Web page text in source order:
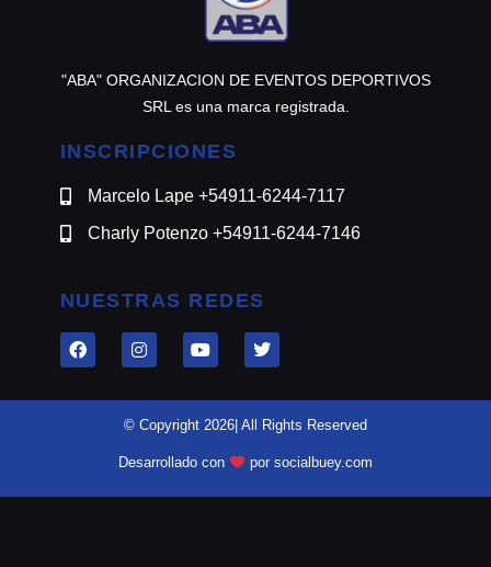
"ABA" ORGANIZACION DE EVENTOS DEPORTIVOS
SRL es una marca registrada.
INSCRIPCIONES
Marcelo Lape +54911-6244-7117
Charly Potenzo +54911-6244-7146
NUESTRAS REDES
© Copyright 2026| All Rights Reserved
Desarrollado con por socialbuey.com